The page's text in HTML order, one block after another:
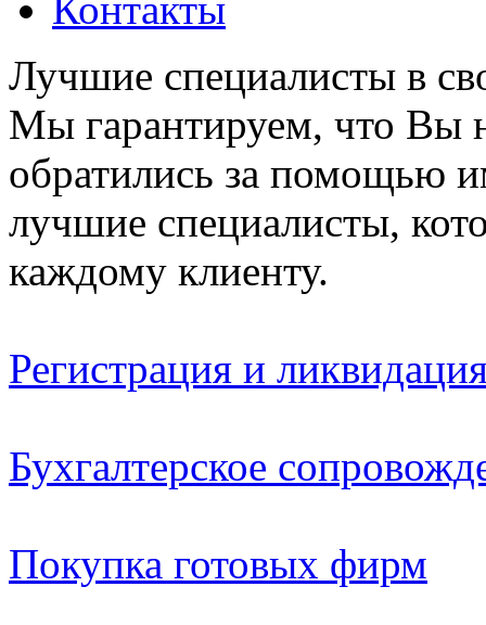
Лучшие специалисты в
Мы гарантируем, что Вы
обратились за помощью
лучшие специалисты,
каждому клиенту.
Регистрация и
Бухгалтерское
Покупка готовых фирм